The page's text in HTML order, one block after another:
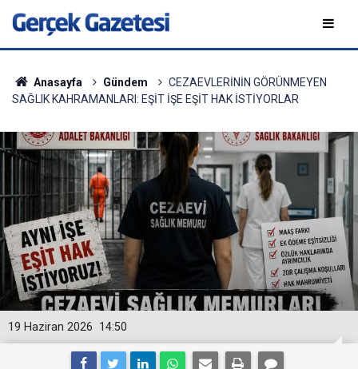
Anasayfa Gündem
CEZAEVLERİNİN GÖRÜNMEYEN
SAĞLIK KAHRAMANLARI: EŞİT İŞE EŞİT HAK İSTİYORLAR
14:50
19 Haziran 2026